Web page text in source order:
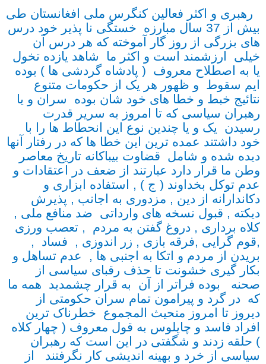
رهبری و اکثر فعالین کنگرس ملی افغانستان طی
بیش از 37 سال مبارزه خستگی نا پذیر خود درس
های بزرگی از روز گار آموخته که هر درس آن
خیلی ارزشمند است و اکثر ما شاهد یازده تخول
یا به اصطلاح معروف ( پادشاه گردشی ها ) بوده
ایم سقوط و ظهور هر یک از حکومات متنوع
نتائیج خبط و خطا های خود شان بوده سران و یا
رهبران سیاسی که تا امروز به سریر قدرت
رسیدن یک و یا چندین نوع این انحطاط ها را با
خود داشتند عمده ترین این خطا ها که در رفتار آنها
دیده شده و شامل قضاوت بیباکانه تاریخ معاصر
وطن ما قرار دارد عبارتند از ضعف در اعتقادات و
عدم توکل بخداوند ( ج ) , استفاده ابزاری و
دکاندارانه از دین , مزدوری به اجانب , پذیرش
دیکته , قبول نسخه های وارداتی ضد منافع ملی ,
کلاه برداری , دروغ گفتن به مردم , تعصب ورزی
,قوم گرایی ,فرقه بازی , زر اندوزی , فساد ,
بریدن از مردم و اتکا به اجنبی ها , عدم تساهل و
بکار گیری خشونت تا حذف رقبای سیاسی از
صحنه بوده فراتر از آن به قرار چشمدید همه ما
که در گرد و پیرامون تمام سران حکومتی از
دیروز تا امروز منحیث المجموع خطرناک ترین
افراد فاسد و چاپلوس به قول معروف ( چهار کلاه
) حلقه زدند و شگفتی در این است که رهبران
سیاسی از خرد و بهینه اندیشی کار نگرفتند از